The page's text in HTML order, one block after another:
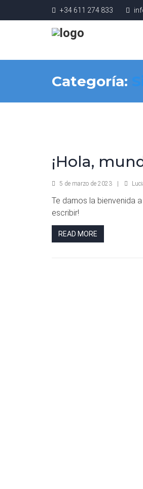
+34 611 274 833
Categoría:
¡Hola,
5 de marzo de 2023
Te damos la bienvenida
escribir!
READ MORE